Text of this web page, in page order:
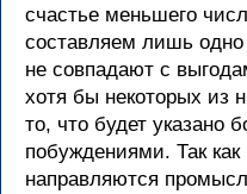
счастье меньшего
составляем лишь
не совпадают с
хотя бы некоторых из
то, что будет указано
побуждениями. Так
направляются